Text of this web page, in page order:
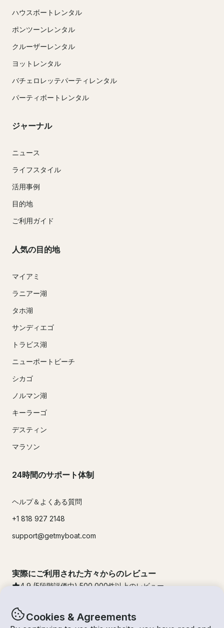
Cookies & Agreements
ハウスボートレンタル
ポンツーンレンタル
クルーザーレンタル
ヨットレンタル
バチェロレッテパーティレンタル
パーティボートレンタル
ジャーナル
ニュース
ライフスタイル
活用事例
目的地
ご利用ガイド
人気の目的地
マイアミ
ラニアー湖
タホ湖
サンディエゴ
トラビス湖
ニューポートビーチ
シカゴ
ノルマン湖
キーラーゴ
デスティン
マラソン
24時間のサポート体制
ヘルプ＆よくある質問
+1 818 927 2148
support@getmyboat.com
実際にご利用された方々からのレビュー
4.9 (5段階評価中) 500,000件以上のレビュー